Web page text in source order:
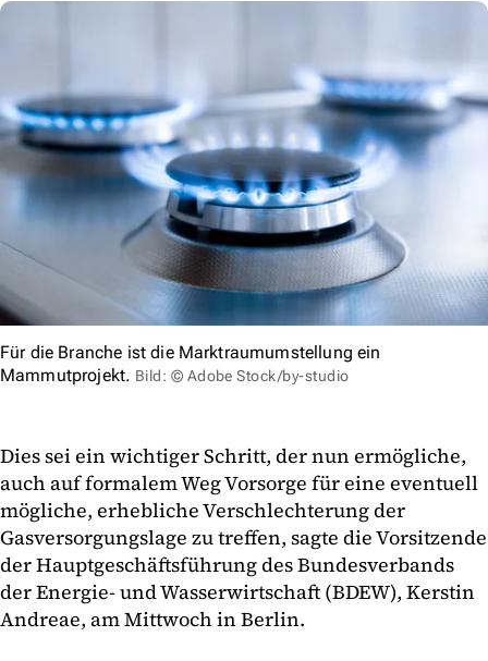
Für die Branche ist die Marktraumumstellung ein
Mammutprojekt. Bild: © Adobe Stock/by-studio
Dies sei ein wichtiger Schritt, der nun ermögliche,
auch auf formalem Weg Vorsorge für eine eventuell
mögliche, erhebliche Verschlechterung der
Gasversorgungslage zu treffen, sagte die Vorsitzende
der Hauptgeschäftsführung des Bundesverbands
der Energie- und Wasserwirtschaft (BDEW), Kerstin
Andreae, am Mittwoch in Berlin.